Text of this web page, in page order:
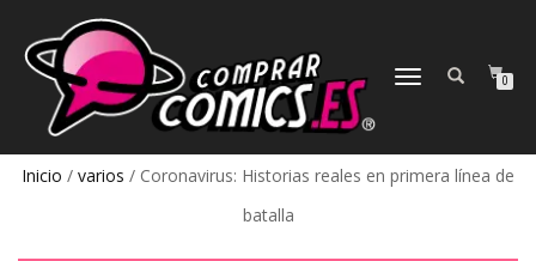
CAMBIAR
0
Inicio / varios / Coronavirus: Historias reales en primera línea de
batalla